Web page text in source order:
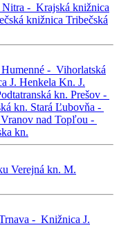
Nitra - Krajská knižnica
knižnica Tribečská
Humenné - Vihorlatská
J. Henkela Kn. J.
kn. Prešov -
kn. Stará Ľubovňa -
Vranov nad Topľou -
kn.
Verejná kn. M.
- Knižnica J.